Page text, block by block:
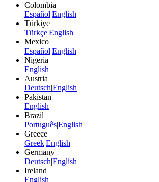
Colombia
EspañolEnglish
Türkiye
TürkçeEnglish
Mexico
EspañolEnglish
Nigeria
English
Austria
DeutschEnglish
Pakistan
English
Brazil
PortuguêsEnglish
Greece
GreekEnglish
Germany
DeutschEnglish
Ireland
English